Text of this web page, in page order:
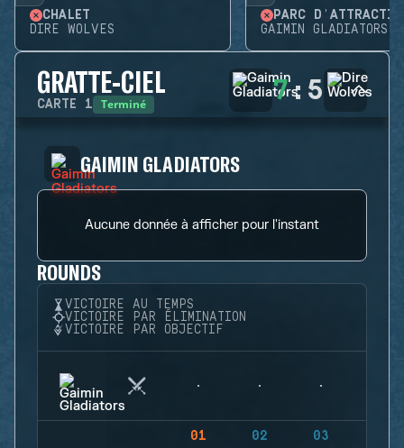
CHALET
DIRE WOLVES
PARC
GAIMIN GLADIATORS
GRATTE-CIEL
CARTE 1 Terminé 7: 5
GAIMIN GLADIATORS
Aucune donnée à afficher pour l'instant
ROUNDS
VICTOIRE AU TEMPS
VICTOIRE PAR ÉLIMINATION
VICTOIRE PAR OBJECTIF
01 02 03